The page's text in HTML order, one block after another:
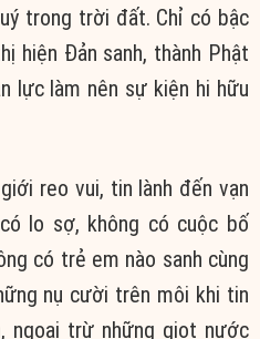
trong trời đất. Chỉ có bậc
hiện Đản sanh, thành Phật
lực làm nên sự kiện hi hữu
reo vui, tin lành đến vạn
lo sợ, không có cuộc bố
có trẻ em nào sanh cùng
nụ cười trên môi khi tin
ngoại trừ những giọt nước